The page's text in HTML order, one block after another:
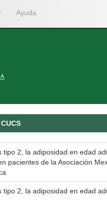
Ayuda
CUCS
tipo 2, la adiposidad en edad
pacientes de la Asociación
tipo 2, la adiposidad en edad